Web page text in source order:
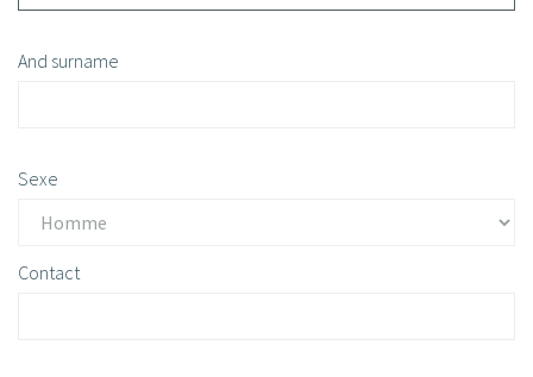
And surname
Sexe
Contact